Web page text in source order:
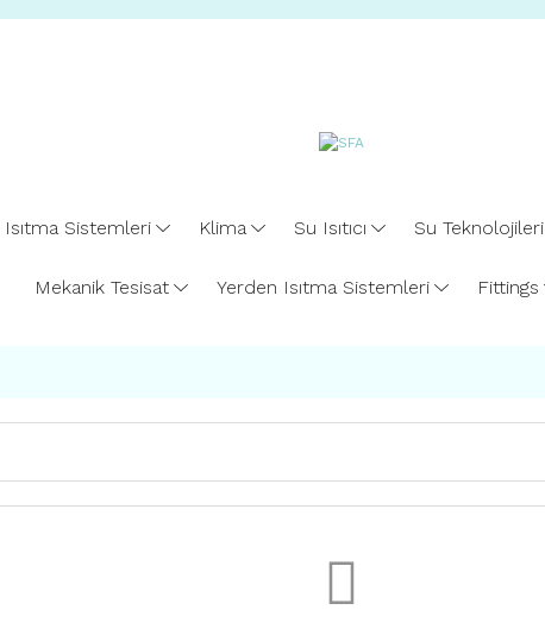
Isıtma Sistemleri Klima Su Isıtıcı Su Teknolojileri
Mekanik Tesisat Yerden Isıtma Sistemleri Fittings